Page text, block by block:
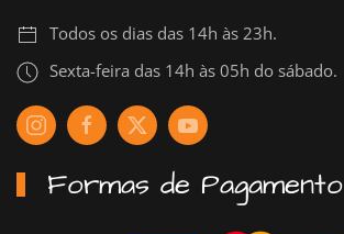
Todos os dias das 14h às 23h.
Sexta-feira das 14h às 05h do sábado.
Formas de Pagamento